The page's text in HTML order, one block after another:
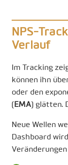
NPS-
Verlauf
Im Tracking
können ihn
oder den
(EMA) glätten.
Neue Wellen
Dashboard